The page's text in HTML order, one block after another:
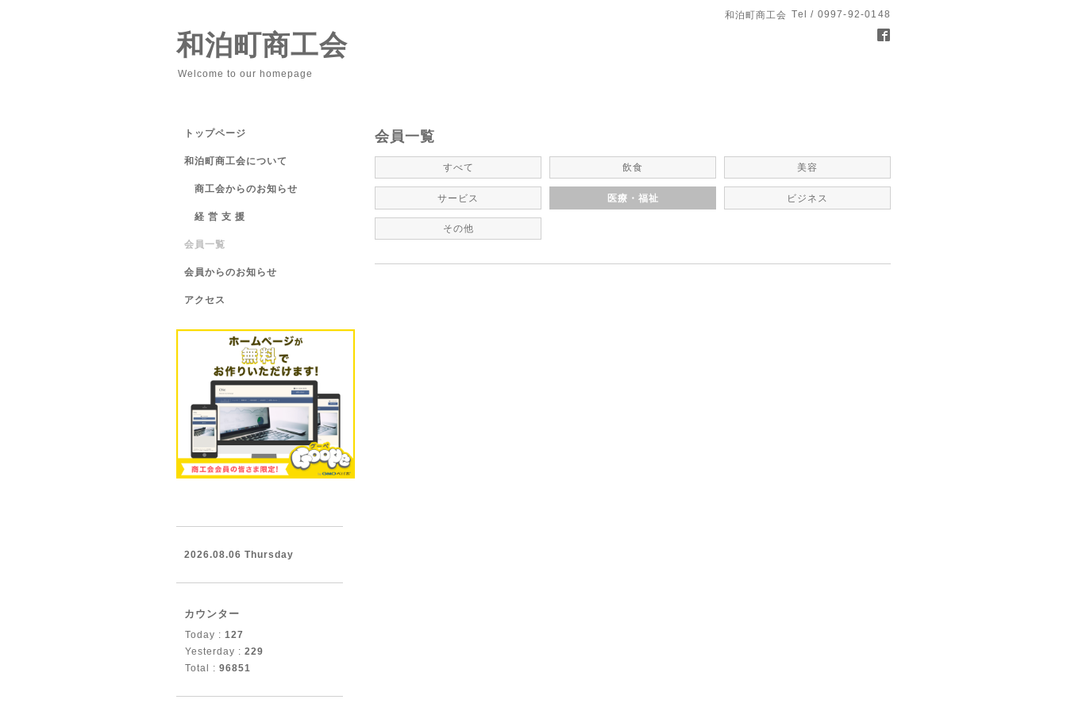
和泊町商工会 Tel / 0997-92-0148
和泊町商工会
Welcome to our homepage
会員一覧
すべて 飲食 美容
サービス 医療・福祉 ビジネス
その他
トップページ
和泊町商工会について
商工会からのお知らせ
経 営 支 援
会員一覧
会員からのお知らせ
アクセス
2026.08.06 Thursday
カウンター
Today : 127
Yesterday : 229
Total : 96851